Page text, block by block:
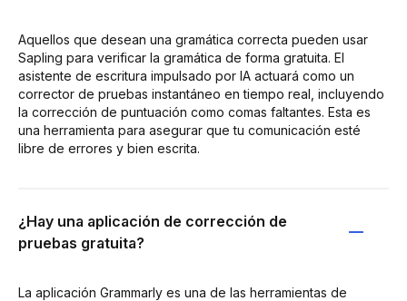
Aquellos que desean una gramática correcta pueden usar
Sapling para verificar la gramática de forma gratuita. El
asistente de escritura impulsado por IA actuará como un
corrector de pruebas instantáneo en tiempo real, incluyendo
la corrección de puntuación como comas faltantes. Esta es
una herramienta para asegurar que tu comunicación esté
libre de errores y bien escrita.
¿Hay una aplicación de corrección de
pruebas gratuita?
La aplicación Grammarly es una de las herramientas de